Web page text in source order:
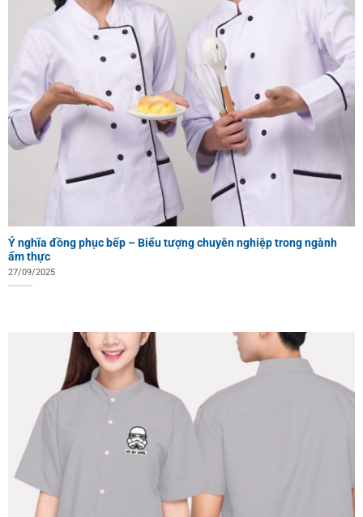
Ý nghĩa đồng phục bếp – Biểu tượng chuyên nghiệp trong ngành
ẩm thực
27/09/2025